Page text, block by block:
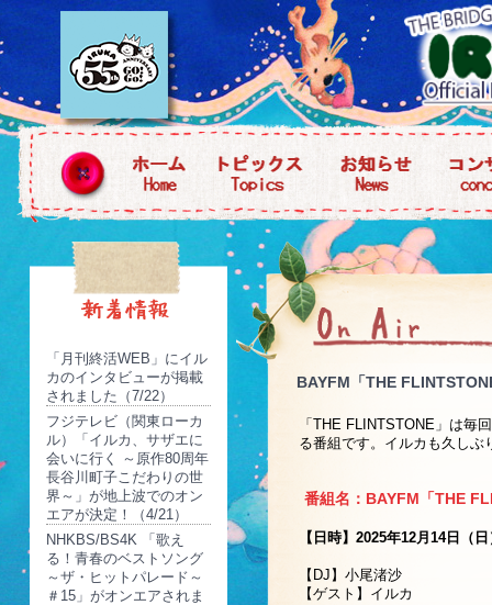
「月刊終活WEB」にイル
カのインタビューが掲載
されました（7/22）
フジテレビ（関東ローカ
ル）「イルカ、サザエに
会いに行く ～原作80周年
長谷川町子こだわりの世
界～」が地上波でのオン
エアが決定！（4/21）
NHKBS/BS4K 「歌え
る！青春のベストソング
～ザ・ヒットパレード～
＃15」がオンエアされま
BAYFM「THE
「THE FLINTSTONE」は毎
る番組です。イルカも久しぶ
番組名：BAYFM「THE
【日時】2025年12月14日（
【DJ】小尾渚沙
【ゲスト】イルカ